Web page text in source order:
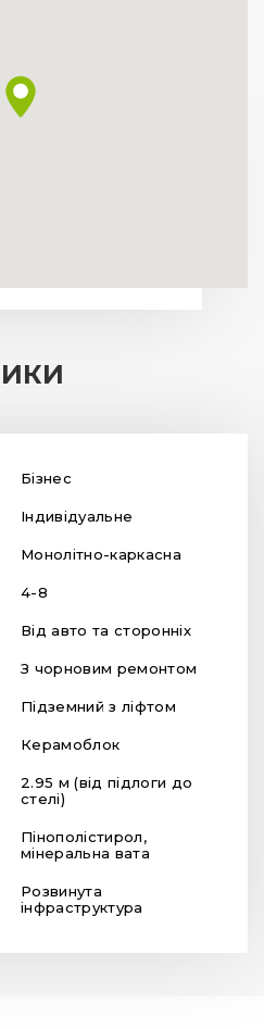
Бізнес
Індивідуальне
Монолітно-каркасна
4-8
Від авто та сторонніх
З чорновим ремонтом
Підземний з ліфтом
Керамоблок
2.95 м (від підлоги до
стелі)
Пінополістирол,
мінеральна вата
Розвинута
інфраструктура